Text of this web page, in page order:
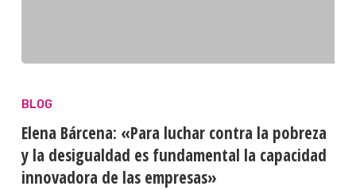
BLOG
Elena Bárcena: «Para luchar contra la pobreza
y la desigualdad es fundamental la capacidad
innovadora de las empresas»